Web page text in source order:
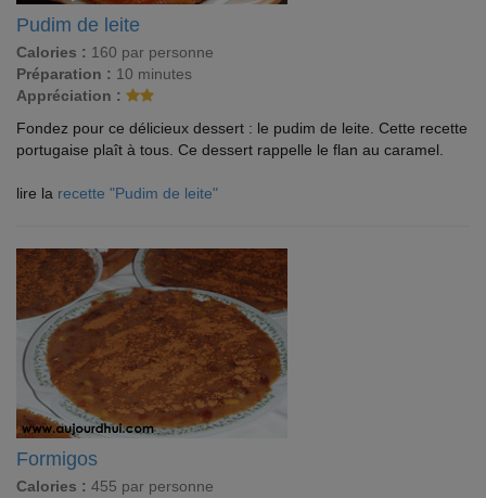
Pudim de leite
Calories : 160 par personne
Préparation : 10 minutes
Appréciation :
Fondez pour ce délicieux dessert : le pudim de leite. Cette recette
portugaise plaît à tous. Ce dessert rappelle le flan au caramel.
lire la recette "Pudim de leite"
Formigos
Calories : 455 par personne